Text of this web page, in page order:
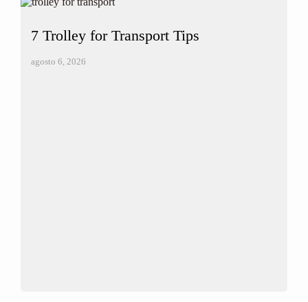
7 Trolley for Transport Tips
agosto 6, 2026